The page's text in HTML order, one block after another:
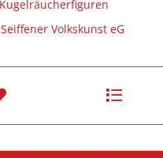
Kugelräucherfiguren
Seiffener Volkskunst eG